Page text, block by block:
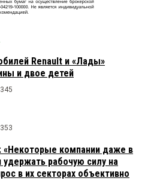
Renault и «Лады»
и двое детей
345
353
компании даже в
рабочую силу на
в их секторах объективно